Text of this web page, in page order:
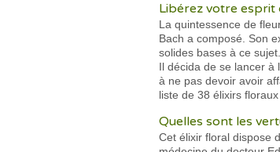
Libérez votre esprit
La quintessence de
Bach a composé. Son
solides bases à ce sujet.
Il décida de se lancer à
à ne pas devoir avoir
liste de 38 élixirs
Quelles sont les
Cet élixir floral dispose